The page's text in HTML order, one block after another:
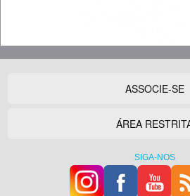
ASSOCIE-SE
ÁREA
SIGA-NOS